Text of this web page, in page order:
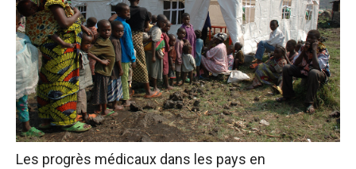
Les progrès médicaux dans les pays en